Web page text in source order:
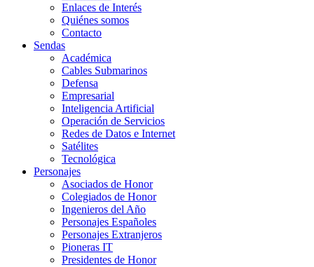
Enlaces de Interés
Quiénes somos
Contacto
Sendas
Académica
Cables Submarinos
Defensa
Empresarial
Inteligencia Artificial
Operación de Servicios
Redes de Datos e Internet
Satélites
Tecnológica
Personajes
Asociados de Honor
Colegiados de Honor
Ingenieros del Año
Personajes Españoles
Personajes Extranjeros
Pioneras IT
Presidentes de Honor